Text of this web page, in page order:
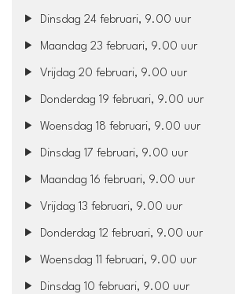
Dinsdag 24 februari, 9.00 uur
Maandag 23 februari, 9.00 uur
Vrijdag 20 februari, 9.00 uur
Donderdag 19 februari, 9.00 uur
Woensdag 18 februari, 9.00 uur
Dinsdag 17 februari, 9.00 uur
Maandag 16 februari, 9.00 uur
Vrijdag 13 februari, 9.00 uur
Donderdag 12 februari, 9.00 uur
Woensdag 11 februari, 9.00 uur
Dinsdag 10 februari, 9.00 uur